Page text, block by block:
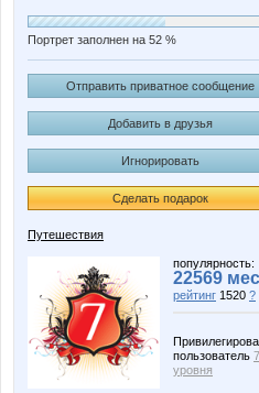
Портрет заполнен на 52 %
Отправить приватное сообщение
Добавить в друзья
Игнорировать
Сделать подарок
Путешествия
популярность:
22569
рейтинг 1520 ?
пользователь 7
уровня